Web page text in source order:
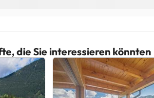
die Sie interessieren könnten